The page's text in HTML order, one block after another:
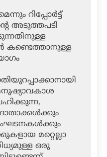
റിപ്പോര്‍ട്ട്
അടുത്തപടി
കണ്ടെത്താനുള്ള
മറ്റെല്ലാ
ഒരു